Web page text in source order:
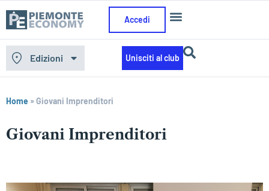
Accedi
Edizioni Unisciti al club
Home »Giovani Imprenditori
Giovani Imprenditori